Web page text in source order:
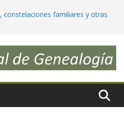
constelaciones familiares y otras
nuestra genética?
trazables y significativos
(julio 2026) ¿las sigues?
de ADN vs nuestra
e incongruencias?